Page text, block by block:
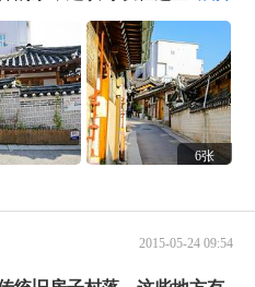
6张
2015-05-24 09:54